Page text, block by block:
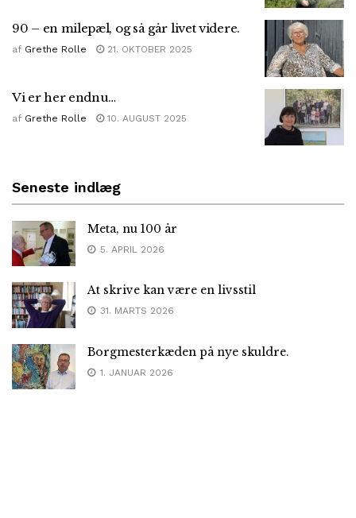
90 – en milepæl, og så går livet videre.
af Grethe Rolle 21. OKTOBER 2025
Vi er her endnu…
af Grethe Rolle 10. AUGUST 2025
Seneste indlæg
Meta, nu 100 år
5. APRIL 2026
At skrive kan være en livsstil
31. MARTS 2026
Borgmesterkæden på nye skuldre.
1. JANUAR 2026